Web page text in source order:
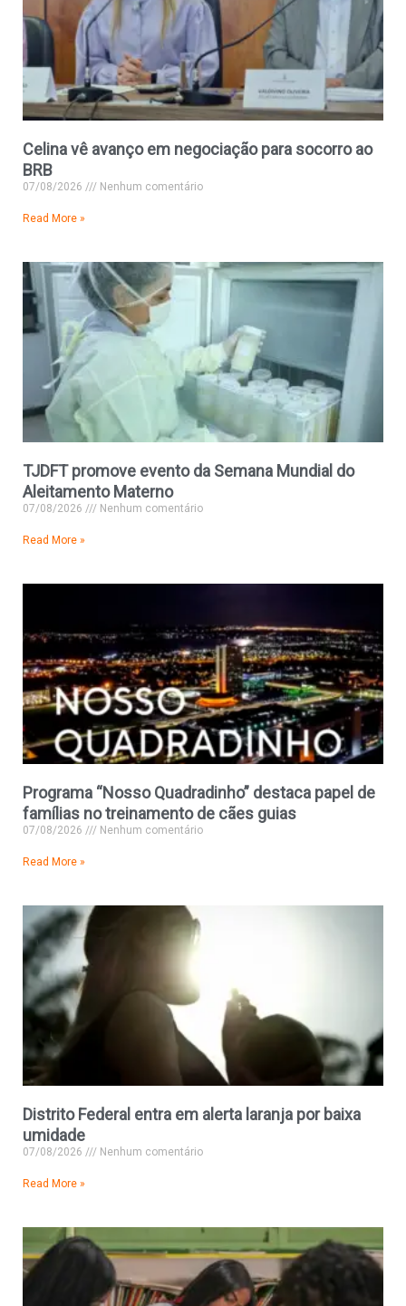
Celina vê avanço em negociação para socorro ao
BRB
07/08/2026 Nenhum comentário
Read More »
TJDFT promove evento da Semana Mundial do
Aleitamento Materno
07/08/2026 Nenhum comentário
Read More »
Programa “Nosso Quadradinho” destaca papel de
famílias no treinamento de cães guias
07/08/2026 Nenhum comentário
Read More »
Distrito Federal entra em alerta laranja por baixa
umidade
07/08/2026 Nenhum comentário
Read More »